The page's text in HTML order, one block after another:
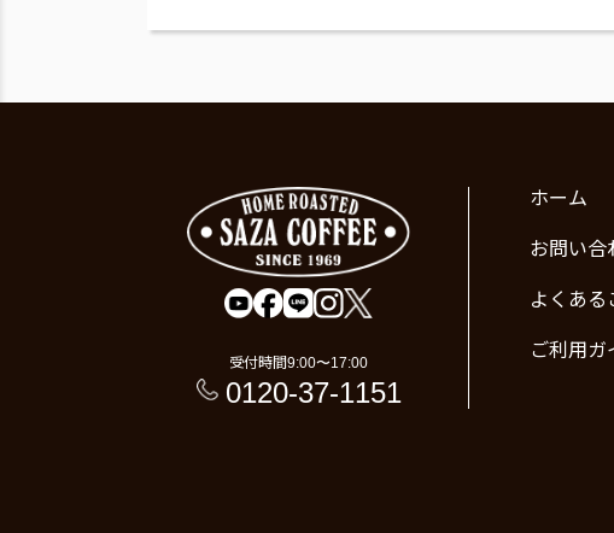
受付時間9:00〜17:00
0120-37-1151
ホーム
お問い合
よくある
ご利用ガ